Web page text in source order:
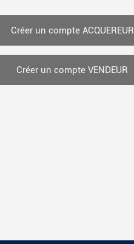
Créer un compte ACQUEREUR
Créer un compte VENDEUR